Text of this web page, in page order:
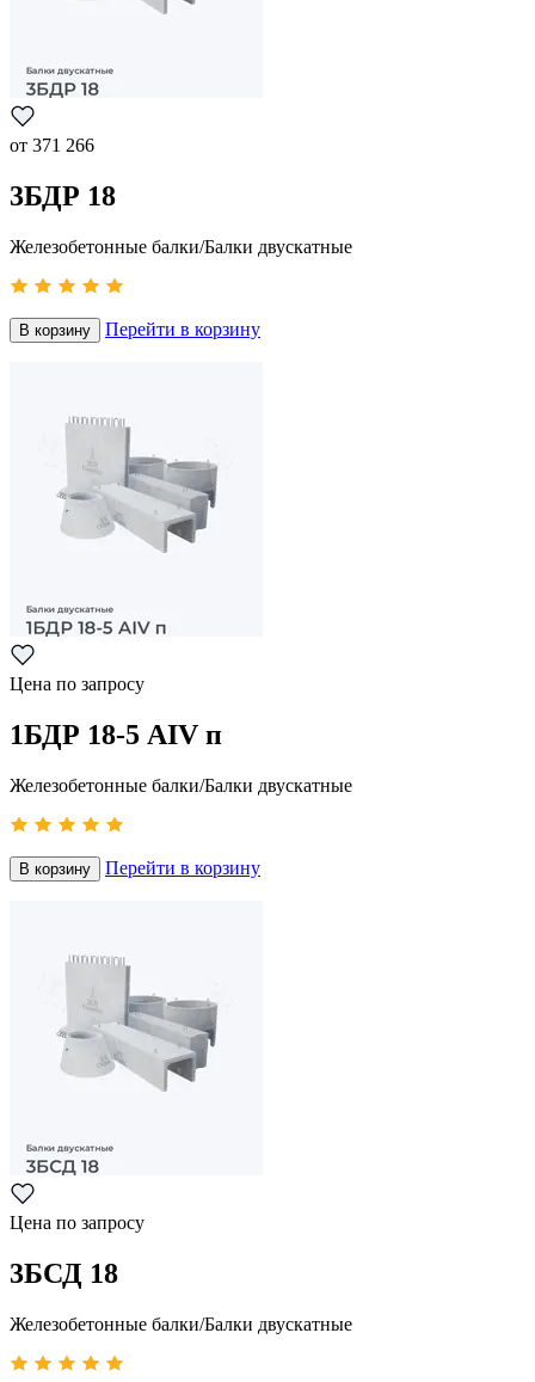
от 371 266
3БДР 18
Железобетонные балки/Балки двускатные
В корзину Перейти в корзину
Цена по запросу
1БДР 18-5 АIV п
Железобетонные балки/Балки двускатные
В корзину Перейти в корзину
Цена по запросу
3БСД 18
Железобетонные балки/Балки двускатные